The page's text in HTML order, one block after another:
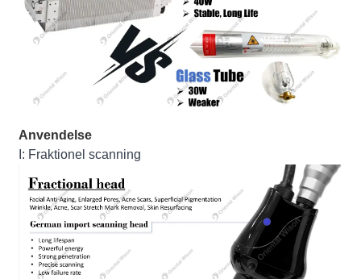
Anvendelse
I: Fraktionel scanning